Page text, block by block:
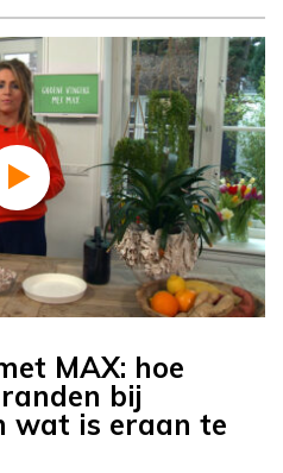
MAX: hoe
bij
wat is eraan te